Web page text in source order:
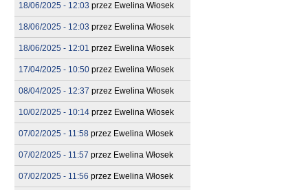
18/06/2025 - 12:03 przez Ewelina Włosek
18/06/2025 - 12:03 przez Ewelina Włosek
18/06/2025 - 12:01 przez Ewelina Włosek
17/04/2025 - 10:50 przez Ewelina Włosek
08/04/2025 - 12:37 przez Ewelina Włosek
10/02/2025 - 10:14 przez Ewelina Włosek
07/02/2025 - 11:58 przez Ewelina Włosek
07/02/2025 - 11:57 przez Ewelina Włosek
07/02/2025 - 11:56 przez Ewelina Włosek